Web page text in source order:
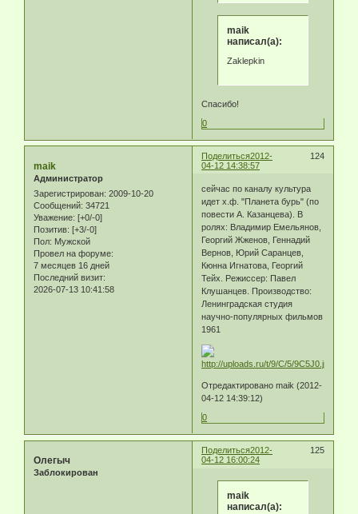
maik
написал(а):
Zaklepkin
Спасибо!
0
Поделиться 124
2012-
04-12 14:38:57
maik
Администратор
Зарегистрирован: 2009-10-20
Сообщений: 34721
Уважение: [+0/-0]
Позитив: [+3/-0]
Пол: Мужской
Провел на форуме:
7 месяцев 16 дней
Последний визит:
2026-07-13 10:41:58
сейчас по каналу культура
идет х.ф. "Планета бурь" (по
повести А. Казанцева). В
ролях: Владимир Емельянов,
Георгий Жженов, Геннадий
Вернов, Юрий Саранцев,
Кюнна Игнатова, Георгий
Тейх. Режиссер: Павел
Клушанцев. Производство:
Ленинградская студия
научно-популярных фильмов
1961
Отредактировано maik (2012-
04-12 14:39:12)
0
Поделиться 125
2012-
04-12 16:00:24
Олегыч
Заблокирован
maik
написал(а):